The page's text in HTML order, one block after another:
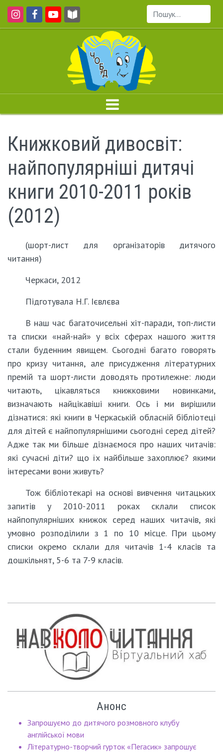
Пошук...
Книжковий дивосвіт:
найпопулярніші дитячі
книги 2010-2011 років
(2012)
(шорт-лист для організаторів дитячого
читання)
Черкаси, 2012
Підготувала Н.Г. Ієвлєва
В наш час багаточисельні хіт-паради, топ-листи
та списки «най-най» у всіх сферах нашого життя
стали буденним явищем. Сьогодні багато говорять
про кризу читання, але присудження літературних
премій та шорт-листи доводять протилежне: люди
читають, цікавляться книжковими новинками,
визначають найцікавіші книги. Ось і ми вирішили
дізнатися: які книги в Черкаській обласній бібліотеці
для дітей є найпопулярнішими сьогодні серед дітей?
Адже так ми більше дізнаємося про наших читачів:
які сучасні діти? що їх найбільше захоплює? якими
інтересами вони живуть?
Тож бібліотекарі на основі вивчення читацьких
запитів у 2010-2011 роках склали список
найпопулярніших книжок серед наших читачів, які
умовно розподілили з 1 по 10 місце. При цьому
списки окремо склали для читачів 1-4 класів та
дошкільнят, 5-6 та 7-9 класів.
Анонс
Запрошуємо до дитячого розмовного клубу
англійської мови
Літературно-творчий гурток «Пегасик» запрошує